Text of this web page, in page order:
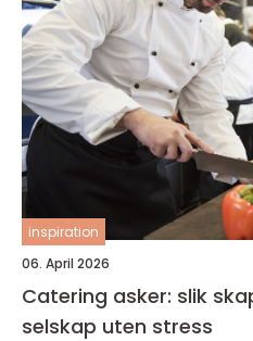
inspiration
06. April 2026
Catering asker: slik
selskap uten stress